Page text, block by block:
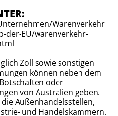
Warenverkehr
der-EU/warenverkehr-
Zoll sowie sonstigen
können neben dem
oder
von Australien geben.
Außenhandelsstellen,
und Handelskammern.